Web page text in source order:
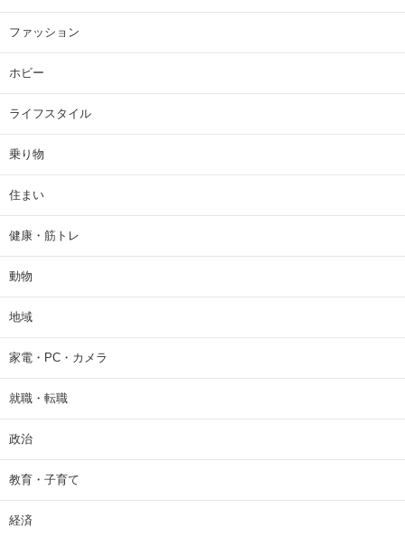
ファッション
ホビー
ライフスタイル
乗り物
住まい
健康・筋トレ
動物
地域
家電・PC・カメラ
就職・転職
政治
教育・子育て
経済